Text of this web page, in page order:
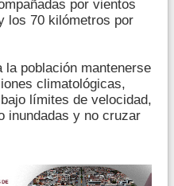
por vientos
los 70 kilómetros por
la población mantenerse
climatológicas,
límites de velocidad,
inundadas y no cruzar